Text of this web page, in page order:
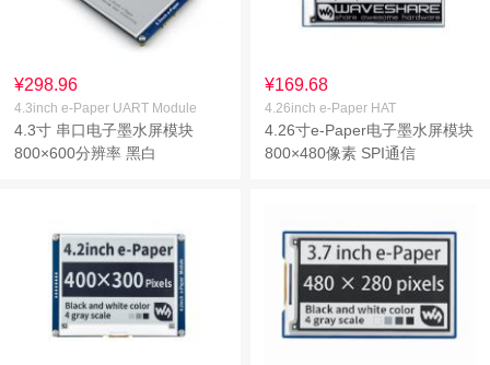
¥298.96
4.3inch e-Paper UART Module
4.3寸 串口电子墨水屏模块
800×600分辨率 黑白
¥169.68
4.26inch e-Paper HAT
4.26寸e-Paper电子墨水屏模块
800×480像素 SPI通信